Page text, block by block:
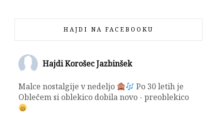
HAJDI NA FACEBOOKU
Hajdi Korošec Jazbinšek
Malce nostalgije v nedeljo
Po 30 letih je
Oblečem si oblekico dobila novo - preoblekico